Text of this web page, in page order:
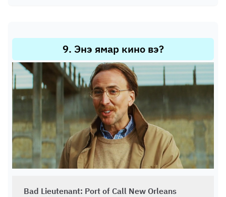
9. Энэ ямар кино вэ?
Bad Lieutenant: Port of Call New Orleans